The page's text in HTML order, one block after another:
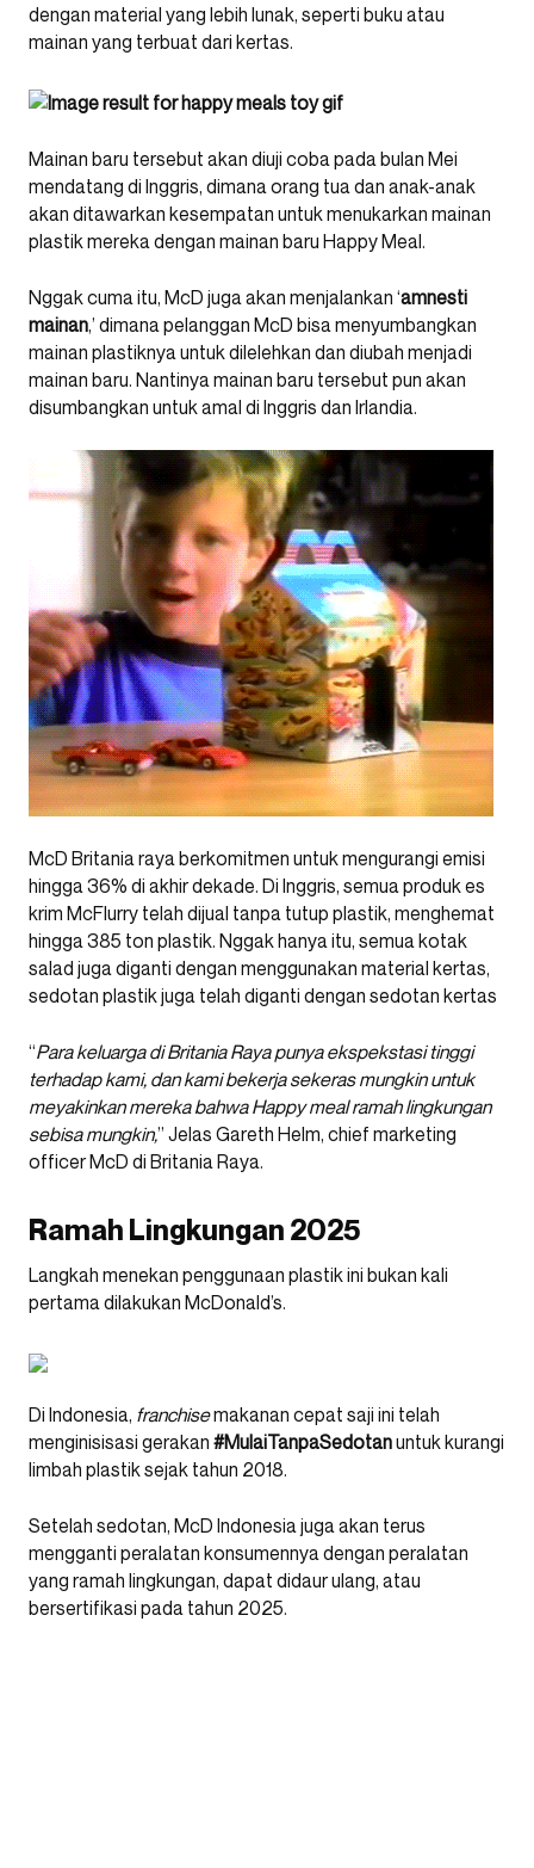
dengan material yang lebih lunak, seperti buku atau
mainan yang terbuat dari kertas.
Mainan baru tersebut akan diuji coba pada bulan Mei
mendatang di Inggris, dimana orang tua dan anak-anak
akan ditawarkan kesempatan untuk menukarkan mainan
plastik mereka dengan mainan baru Happy Meal.
Nggak cuma itu, McD juga akan menjalankan ‘amnesti
mainan,’ dimana pelanggan McD bisa menyumbangkan
mainan plastiknya untuk dilelehkan dan diubah menjadi
mainan baru. Nantinya mainan baru tersebut pun akan
disumbangkan untuk amal di Inggris dan Irlandia.
McD Britania raya berkomitmen untuk mengurangi emisi
hingga 36% di akhir dekade. Di Inggris, semua produk es
krim McFlurry telah dijual tanpa tutup plastik, menghemat
hingga 385 ton plastik. Nggak hanya itu, semua kotak
salad juga diganti dengan menggunakan material kertas,
sedotan plastik juga telah diganti dengan sedotan kertas
“Para keluarga di Britania Raya punya ekspekstasi tinggi
terhadap kami, dan kami bekerja sekeras mungkin untuk
meyakinkan mereka bahwa Happy meal ramah lingkungan
sebisa mungkin,” Jelas Gareth Helm, chief marketing
officer McD di Britania Raya.
Ramah Lingkungan 2025
Langkah menekan penggunaan plastik ini bukan kali
pertama dilakukan McDonald’s.
Di Indonesia, franchisemakanan cepat saji ini telah
menginisisasi gerakan #MulaiTanpaSedotanuntuk kurangi
limbah plastik sejak tahun 2018.
Setelah sedotan, McD Indonesia juga akan terus
mengganti peralatan konsumennya dengan peralatan
yang ramah lingkungan, dapat didaur ulang, atau
bersertifikasi pada tahun 2025.